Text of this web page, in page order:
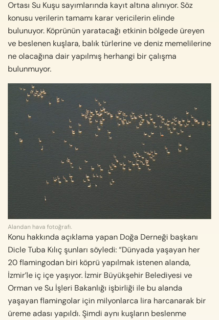
Ortası Su Kuşu sayımlarında kayıt altına alınıyor. Söz
konusu verilerin tamamı karar vericilerin elinde
bulunuyor. Köprünün yaratacağı etkinin bölgede üreyen
ve beslenen kuşlara, balık türlerine ve deniz memelilerine
ne olacağına dair yapılmış herhangi bir çalışma
bulunmuyor.
Alandan hava fotoğrafı.
Konu hakkında açıklama yapan Doğa Derneği başkanı
Dicle Tuba Kılıç şunları söyledi: “Dünyada yaşayan her
20 flamingodan biri köprü yapılmak istenen alanda,
İzmir’le iç içe yaşıyor. İzmir Büyükşehir Belediyesi ve
Orman ve Su İşleri Bakanlığı işbirliği ile bu alanda
yaşayan flamingolar için milyonlarca lira harcanarak bir
üreme adası yapıldı. Şimdi aynı kuşların beslenme